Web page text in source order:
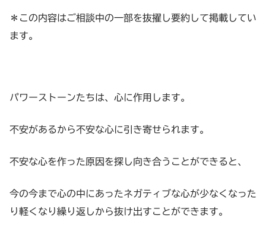
＊この内容はご相談中の一部を抜擢し要約して掲載してい
ます。
パワーストーンたちは、心に作用します。
不安があるから不安な心に引き寄せられます。
不安な心を作った原因を探し向き合うことができると、
今の今まで心の中にあったネガティブな心が少なくなった
り軽くなり繰り返しから抜け出すことができます。